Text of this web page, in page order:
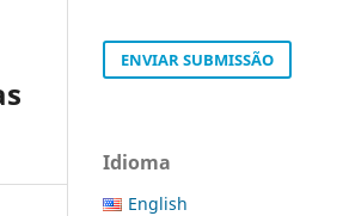
ENVIAR SUBMISSÃO
Idioma
English